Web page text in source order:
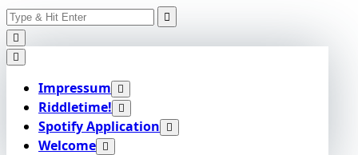
Skip
to
content
Search
for:
Impressum
Riddletime!
Spotify Application
Welcome